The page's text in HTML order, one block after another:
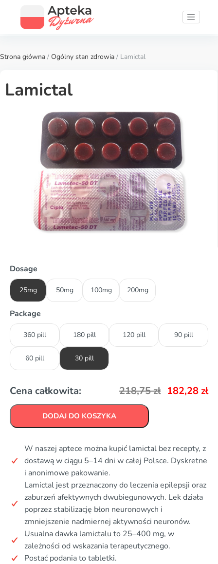
Strona główna / Ogólny stan zdrowia / Lamictal
Lamictal
Dosage
25mg 50mg 100mg 200mg
Package
360 pill 180 pill 120 pill 90 pill
60 pill 30 pill
Cena całkowita: 218,75zł 182,28 zł
DODAJ DO KOSZYKA
W naszej aptece można kupić lamictal bez recepty, z
dostawą w ciągu 5–14 dni w całej Polsce. Dyskretne
i anonimowe pakowanie.
Lamictal jest przeznaczony do leczenia epilepsji oraz
zaburzeń afektywnych dwubiegunowych. Lek działa
poprzez stabilizację błon neuronowych i
zmniejszenie nadmiernej aktywności neuronów.
Usualna dawka lamictalu to 25–400 mg, w
zależności od wskazania terapeutycznego.
Postać podania to tabletki.